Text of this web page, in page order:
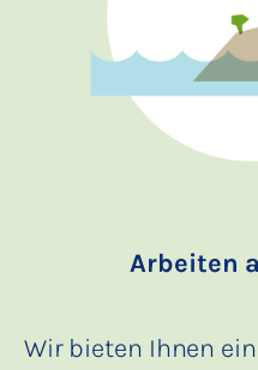
Arbeiten
Wir bieten Ihnen